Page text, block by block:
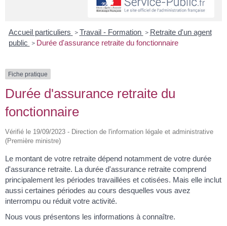
Accueil particuliers > Travail - Formation > Retraite d'un agent
public > Durée d'assurance retraite du fonctionnaire
Fiche pratique
Durée d'assurance retraite du
fonctionnaire
Vérifié le 19/09/2023 - Direction de l'information légale et administrative
(Première ministre)
Le montant de votre retraite dépend notamment de votre durée
d'assurance retraite. La durée d'assurance retraite comprend
principalement les périodes travaillées et cotisées. Mais elle inclut
aussi certaines périodes au cours desquelles vous avez
interrompu ou réduit votre activité.
Nous vous présentons les informations à connaître.